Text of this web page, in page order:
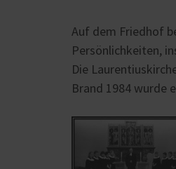
Auf dem Friedhof
Persönlichkeiten,
Die
Brand 1984 wurde